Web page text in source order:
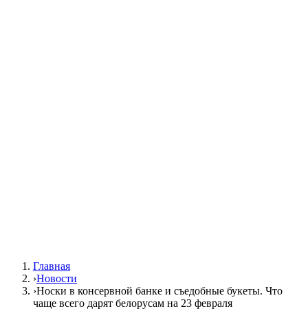
Главная
›Новости
›Носки в консервной банке и съедобные букеты. Что
чаще всего дарят белорусам на 23 февраля